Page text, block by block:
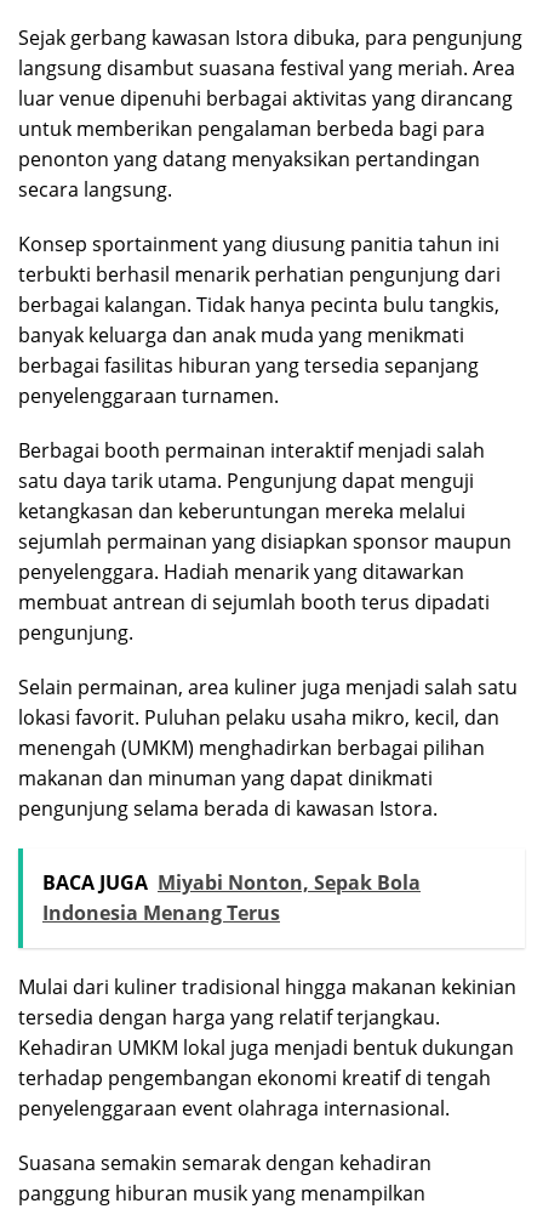
Sejak gerbang kawasan Istora dibuka, para pengunjung
langsung disambut suasana festival yang meriah. Area
luar venue dipenuhi berbagai aktivitas yang dirancang
untuk memberikan pengalaman berbeda bagi para
penonton yang datang menyaksikan pertandingan
secara langsung.
Konsep sportainment yang diusung panitia tahun ini
terbukti berhasil menarik perhatian pengunjung dari
berbagai kalangan. Tidak hanya pecinta bulu tangkis,
banyak keluarga dan anak muda yang menikmati
berbagai fasilitas hiburan yang tersedia sepanjang
penyelenggaraan turnamen.
Berbagai booth permainan interaktif menjadi salah
satu daya tarik utama. Pengunjung dapat menguji
ketangkasan dan keberuntungan mereka melalui
sejumlah permainan yang disiapkan sponsor maupun
penyelenggara. Hadiah menarik yang ditawarkan
membuat antrean di sejumlah booth terus dipadati
pengunjung.
Selain permainan, area kuliner juga menjadi salah satu
lokasi favorit. Puluhan pelaku usaha mikro, kecil, dan
menengah (UMKM) menghadirkan berbagai pilihan
makanan dan minuman yang dapat dinikmati
pengunjung selama berada di kawasan Istora.
BACA JUGA Miyabi Nonton, Sepak Bola
Indonesia Menang Terus
Mulai dari kuliner tradisional hingga makanan kekinian
tersedia dengan harga yang relatif terjangkau.
Kehadiran UMKM lokal juga menjadi bentuk dukungan
terhadap pengembangan ekonomi kreatif di tengah
penyelenggaraan event olahraga internasional.
Suasana semakin semarak dengan kehadiran
panggung hiburan musik yang menampilkan